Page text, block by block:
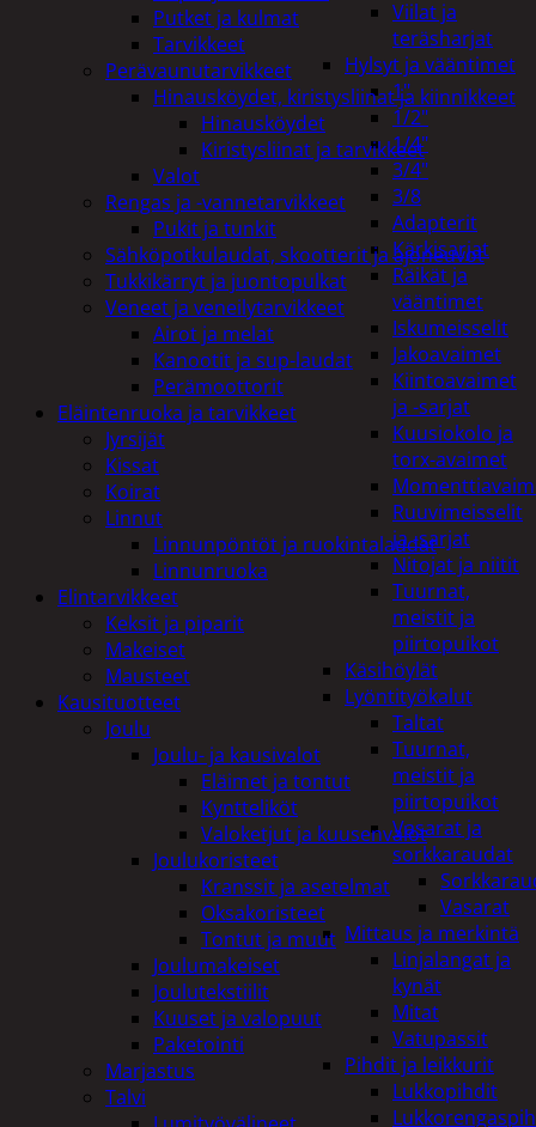
Viilat ja
teräsharjat
Hylsyt ja vääntimet
1"
1/2"
1/4"
3/4"
3/8
Adapterit
Kärkisarjat
Räikät ja
vääntimet
Iskumeisselit
Jakoavaimet
Kiintoavaimet
ja -sarjat
Kuusiokolo ja
torx-avaimet
Ruuvimeisselit
ja -sarjat
Nitojat ja niitit
Tuurnat,
meistit ja
piirtopuikot
Käsihöylät
Lyöntityökalut
Taltat
Tuurnat,
meistit ja
piirtopuikot
Vasarat ja
sorkkaraudat
Vasarat
Mittaus ja merkintä
Linjalangat ja
kynät
Mitat
Vatupassit
Pihdit ja leikkurit
Lukkopihdit
Putket ja kulmat
Tarvikkeet
Perävaunutarvikkeet
Hinausköydet, kiristysliinat ja kiinnikkeet
Hinausköydet
Kiristysliinat ja tarvikkeet
Valot
Rengas ja -vannetarvikkeet
Pukit ja tunkit
Sähköpotkulaudat, skootterit ja ajoneuvot
Tukkikärryt ja juontopulkat
Veneet ja veneilytarvikkeet
Airot ja melat
Kanootit ja sup-laudat
Perämoottorit
Eläintenruoka ja tarvikkeet
Jyrsijät
Kissat
Koirat
Linnut
Linnunpöntöt ja ruokintalaudat
Linnunruoka
Elintarvikkeet
Keksit ja piparit
Makeiset
Mausteet
Kausituotteet
Joulu
Joulu- ja kausivalot
Eläimet ja tontut
Kyntteliköt
Valoketjut ja kuusenvalot
Joulukoristeet
Kranssit ja asetelmat
Oksakoristeet
Tontut ja muut
Joulumakeiset
Joulutekstiilit
Kuuset ja valopuut
Paketointi
Marjastus
Talvi